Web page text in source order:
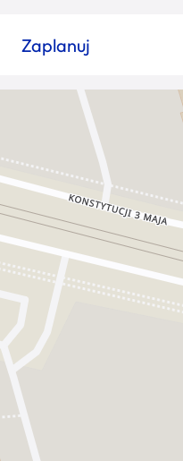
Zaplanuj
Znajdź artykuł